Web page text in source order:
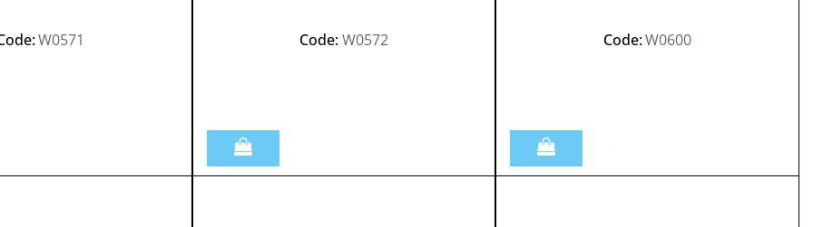
W0571 Code:W0572
Quantità
Code:W0600
Quantità